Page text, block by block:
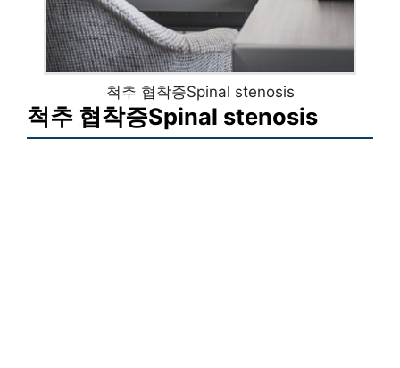
척추 협착증Spinal stenosis
척추 협착증Spinal stenosis